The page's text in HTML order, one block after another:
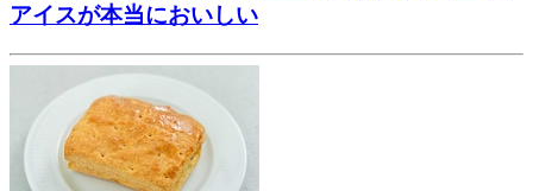
アイスが本当においしい